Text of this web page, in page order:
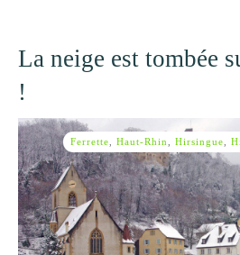
La neige est tombée
!
Ferrette Haut-Rhin Hirsingue